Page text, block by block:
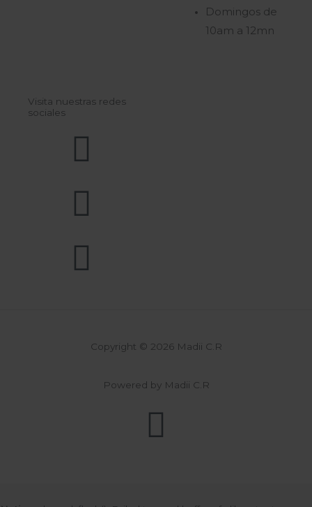
Domingos de
10am a 12mn
Visita nuestras redes
sociales
Copyright © 2026 Madii C.R
Powered by Madii C.R